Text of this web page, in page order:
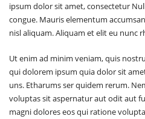
ipsum dolor sit amet, consectetur
congue. Mauris elementum
nisl aliquam. Aliquam et elit eu nunc
Ut enim ad minim veniam, quis
qui dolorem ipsum quia dolor sit
uns. Etharums ser quidem rerum.
voluptas sit aspernatur aut odit aut
magni dolores eos qui ratione